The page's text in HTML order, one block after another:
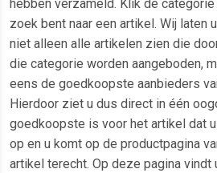
hebben verzameld. Klik de categorie
zoek bent naar een artikel. Wij laten
niet alleen alle artikelen zien die
die categorie worden aangeboden,
eens de goedkoopste aanbieders
Hierdoor ziet u dus direct in één
goedkoopste is voor het artikel dat
op en u komt op de productpagina
artikel terecht. Op deze pagina vindt